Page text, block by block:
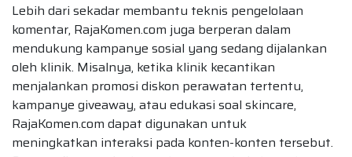
Lebih dari sekadar membantu teknis pengelolaan
komentar, RajaKomen.com juga berperan dalam
mendukung kampanye sosial yang sedang dijalankan
oleh klinik. Misalnya, ketika klinik kecantikan
menjalankan promosi diskon perawatan tertentu,
kampanye giveaway, atau edukasi soal skincare,
RajaKomen.com dapat digunakan untuk
meningkatkan interaksi pada konten-konten tersebut.